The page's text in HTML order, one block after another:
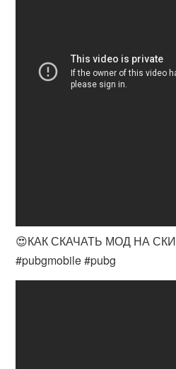
😍КАК СКАЧАТЬ МОД НА
#pubgmobile #pubg